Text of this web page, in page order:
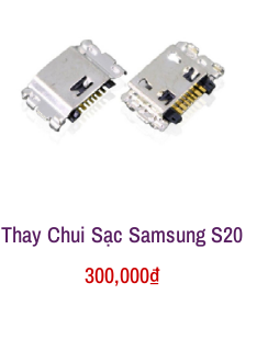
Thay Chui Sạc Samsung S20
300,000₫